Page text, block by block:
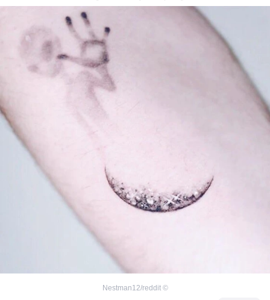
©
Nestman12/reddit